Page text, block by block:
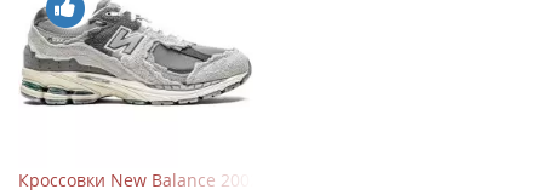
Кроссовки New Balance 2002R Protection Pack Grey